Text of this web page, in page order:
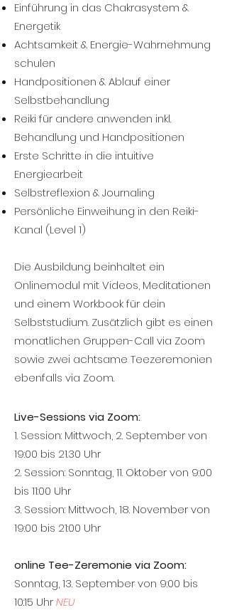
Einführung in das Chakrasystem &
Energetik
Achtsamkeit & Energie-Wahrnehmung
schulen
Handpositionen & Ablauf einer
Selbstbehandlung
Reiki für andere anwenden inkl.
Behandlung und Handpositionen
Erste Schritte in die intuitive
Energiearbeit
Selbstreflexion & Journaling
Persönliche Einweihung in den Reiki-
Kanal (Level 1)
Die Ausbildung beinhaltet ein
Onlinemodul mit Videos, Meditationen
und einem Workbook für dein
Selbststudium. Zusätzlich gibt es einen
monatlichen Gruppen-Call via Zoom
sowie zwei achtsame Teezeremonien
ebenfalls via Zoom.
Live-Sessions via Zoom:
1. Session: Mittwoch, 2. September von
19:00 bis 21.30 Uhr
2. Session: Sonntag, 11. Oktober von 9:00
bis 11:00 Uhr
3. Session: Mittwoch, 18. November von
19:00 bis 21:00 Uhr
online Tee-Zeremonie via Zoom:
Sonntag, 13. September von 9:00 bis
10:15 UhrNEU